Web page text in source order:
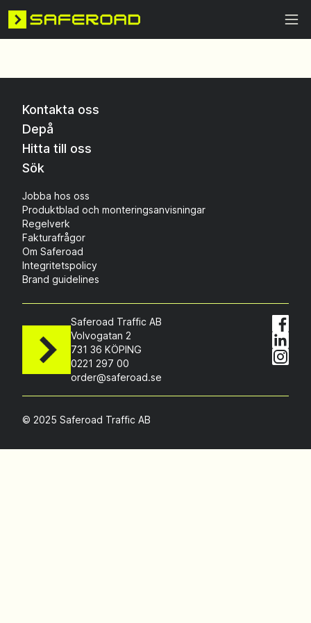
Kontakta oss
Depå
Hitta till oss
Sök
Jobba hos oss
Produktblad och monteringsanvisningar
Regelverk
Fakturafrågor
Om Saferoad
Integritetspolicy
Brand guidelines
Saferoad Traffic AB
Volvogatan 2
731 36 KÖPING
0221 297 00
order@saferoad.se
© 2025 Saferoad Traffic AB